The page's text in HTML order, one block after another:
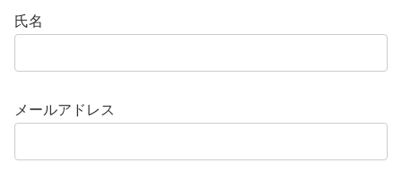
氏名
メールアドレス